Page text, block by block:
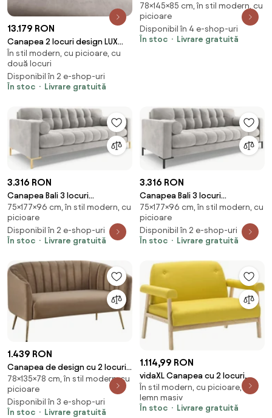
13.179 RON
Canapea 2 locuri design LUX
Chester Grey Leather
În stil modern, cu picioare, cu
două locuri
Disponibil în 2 e-shop-uri
În stoc
Livrare gratuită
inchis/wenge Blu40
78×145×85 cm, în stil modern, cu
picioare
Disponibil în 4 e-shop-uri
În stoc
Livrare gratuită
3.316 RON
Canapea Bali 3 locuri
velvet/picioare gold L177 cm
75×177×96 cm, în stil modern, cu
picioare
Disponibil în 2 e-shop-uri
În stoc
Livrare gratuită
3.316 RON
Canapea Bali 3 locuri
velvet/picioare negre L177 cm
75×177×96 cm, în stil modern, cu
picioare
Disponibil în 2 e-shop-uri
În stoc
Livrare gratuită
1.439 RON
Canapea de design cu 2 locuri,
ţesătură Velvet maro/gold
crom-auriu, BAGY
78×135×78 cm, în stil modern, cu
picioare
Disponibil în 3 e-shop-uri
În stoc
Livrare gratuită
1.114,99 RON
vidaXL Canapea cu 2 locuri,
galben, material textil
În stil modern, cu picioare, din
lemn masiv
În stoc
Livrare gratuită